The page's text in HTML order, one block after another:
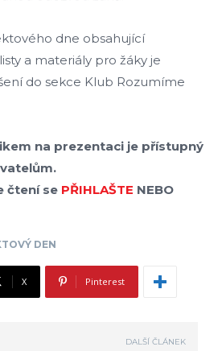
dne obsahující
a materiály pro žáky je
do sekce Klub Rozumíme
na prezentaci je přístupný
čtení se PŘIHLAŠTE NEBO
DEN
X Pinterest
DALŠÍ ČLÁNEK